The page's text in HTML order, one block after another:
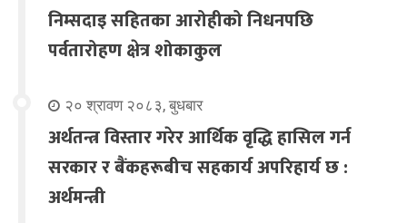
निम्सदाइ सहितका आरोहीको निधनपछि
पर्वतारोहण क्षेत्र शोकाकुल
२० श्रावण २०८३, बुधबार
अर्थतन्त्र विस्तार गरेर आर्थिक वृद्धि हासिल गर्न
सरकार र बैंकहरूबीच सहकार्य अपरिहार्य छ :
अर्थमन्त्री